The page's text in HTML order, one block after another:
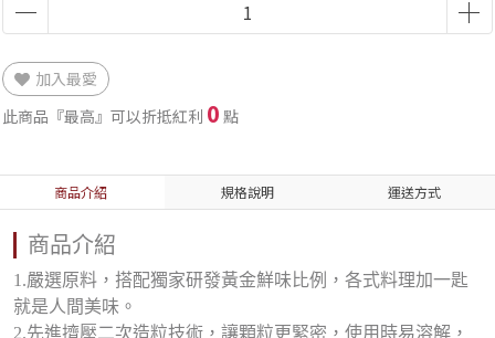
加入最愛
此商品『最高』可以折抵紅利 0 點
商品介紹 規格說明 運送方式
商品介紹
1.嚴選原料，搭配獨家研發黃金鮮味比例，各式料理加一匙
就是人間美味。
2.先進擠壓二次造粒技術，讓顆粒更緊密，使用時易溶解，